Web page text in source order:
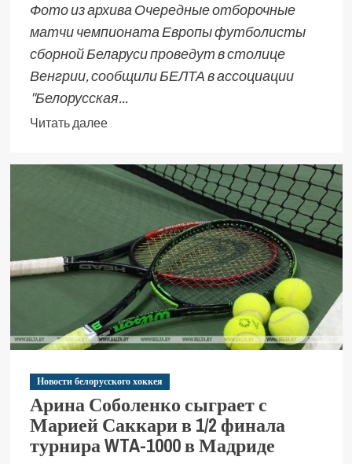
Фото из архива Очередные отборочные
матчи чемпионата Европы футболисты
сборной Беларуси проведут в столице
Венгрии, сообщили БЕЛТА в ассоциации
"Белорусская...
Читать далее
Новости белорусского хоккея
Арина Соболенко сыграет с
Марией Саккари в 1/2 финала
турнира WTA-1000 в Мадриде